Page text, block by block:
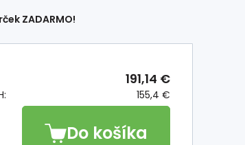
ZADARMO!
155,4 €
191,14 €
Do košíka